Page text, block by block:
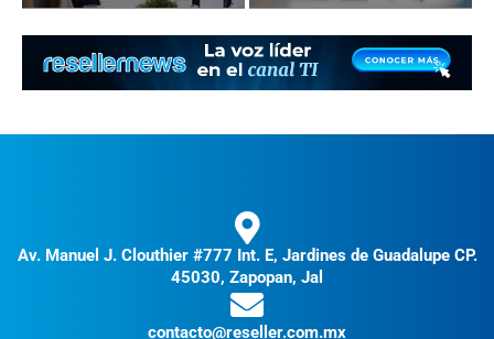
Av. Manuel J. Clouthier #777 Int. E, Jardines de Guadalupe CP.
45030, Zapopan, Jal
contacto@reseller.com.mx